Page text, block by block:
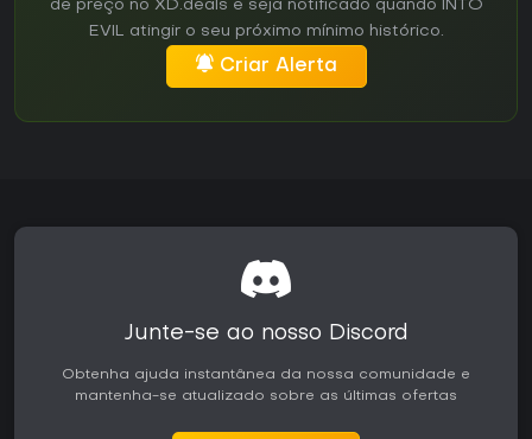
de preço no XD.deals e seja notificado quando INTO
EVIL atingir o seu próximo mínimo histórico.
Criar Alerta
Junte-se ao nosso Discord
Obtenha ajuda instantânea da nossa comunidade e
mantenha-se atualizado sobre as últimas ofertas